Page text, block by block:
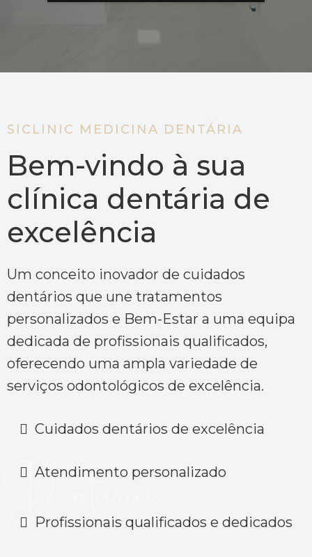
SICLINIC MEDICINA DENTÁRIA
Bem-vindo à sua
clínica dentária de
excelência
Um conceito inovador de cuidados
dentários que une tratamentos
personalizados e Bem-Estar a uma equipa
dedicada de profissionais qualificados,
oferecendo uma ampla variedade de
serviços odontológicos de excelência.
Cuidados dentários de excelência
Atendimento personalizado
Profissionais qualificados e dedicados